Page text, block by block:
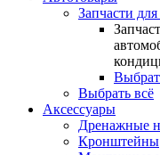
Запчасти
Выбрать всё
Аксессуары
Дренажные
Кронштейны